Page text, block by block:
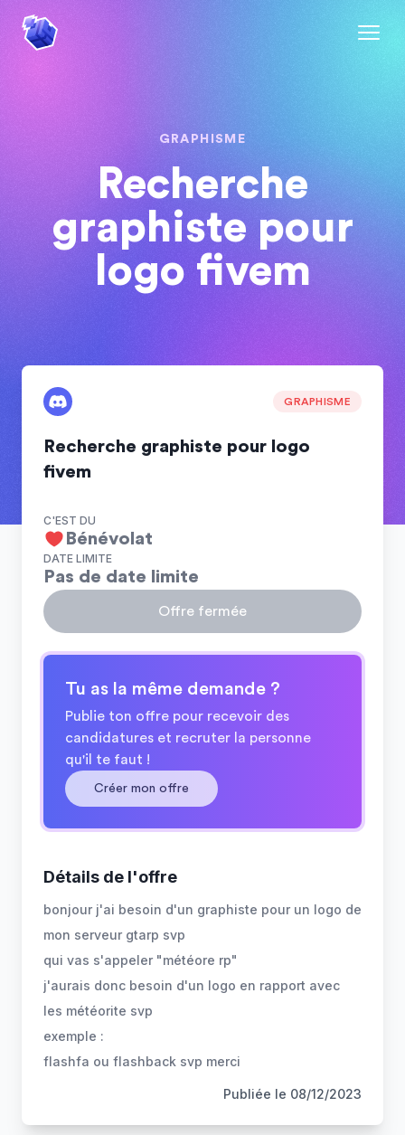
GRAPHISME
Recherche
graphiste pour
logo fivem
GRAPHISME
Recherche graphiste pour logo
fivem
C'EST DU
Bénévolat
DATE LIMITE
Pas de date limite
Offre fermée
Tu as la même demande ?
Publie ton offre pour recevoir des
candidatures et recruter la personne
qu'il te faut !
Créer mon offre
Détails de l'offre
bonjour j'ai besoin d'un graphiste pour un logo de
mon serveur gtarp svp
qui vas s'appeler "météore rp"
j'aurais donc besoin d'un logo en rapport avec
les météorite svp
exemple :
flashfa ou flashback svp merci
Publiée le 08/12/2023